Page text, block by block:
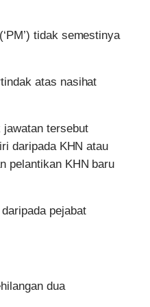
tidak semestinya
atas nasihat
jawatan tersebut
daripada KHN atau
pelantikan KHN baru
pejabat
dua